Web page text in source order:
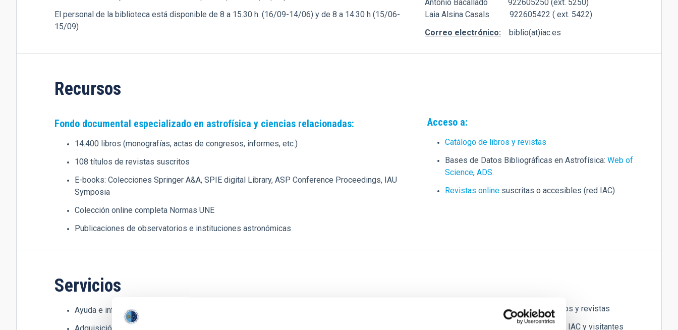
El personal de la biblioteca está disponible de 8 a 15.30 h. (16/09-14/06) y de 8 a 14.30 h (15/06-
15/09)
Antonio Bacallado 922605250 (ext. 5250)
Laia Alsina Casals 922605422 ( ext. 5422)
Correo electrónico: biblio(at)iac.es
Recursos
Fondo documental especializado en astrofísica y ciencias relacionadas:
14.400 libros (monografías, actas de congresos, informes, etc.)
108 títulos de revistas suscritos
E-books: Colecciones Springer A&A, SPIE digital Library, ASP Conference Proceedings, IAU
Symposia
Colección online completa Normas UNE
Publicaciones de observatorios e instituciones astronómicas
Acceso a:
Catálogo de libros y revistas
Bases de Datos Bibliográficas en Astrofísica: Web of
Science, ADS.
Revistas online suscritas o accesibles (red IAC)
Servicios
Ayuda e información a los usuarios
Consulta en sala de lectura de libros y revistas
Préstamo de libros (solo personal IAC y visitantes